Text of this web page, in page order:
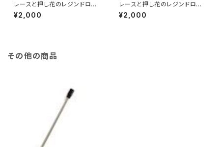
レースと押し花のレジンドロッ
プ耳飾り
¥2,000
レースと押し花のレジンドロッ
プ耳飾り
¥2,000
その他の商品